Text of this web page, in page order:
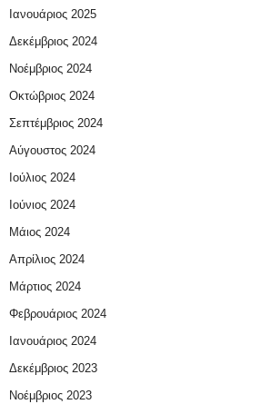
Ιανουάριος 2025
Δεκέμβριος 2024
Νοέμβριος 2024
Οκτώβριος 2024
Σεπτέμβριος 2024
Αύγουστος 2024
Ιούλιος 2024
Ιούνιος 2024
Μάιος 2024
Απρίλιος 2024
Μάρτιος 2024
Φεβρουάριος 2024
Ιανουάριος 2024
Δεκέμβριος 2023
Νοέμβριος 2023